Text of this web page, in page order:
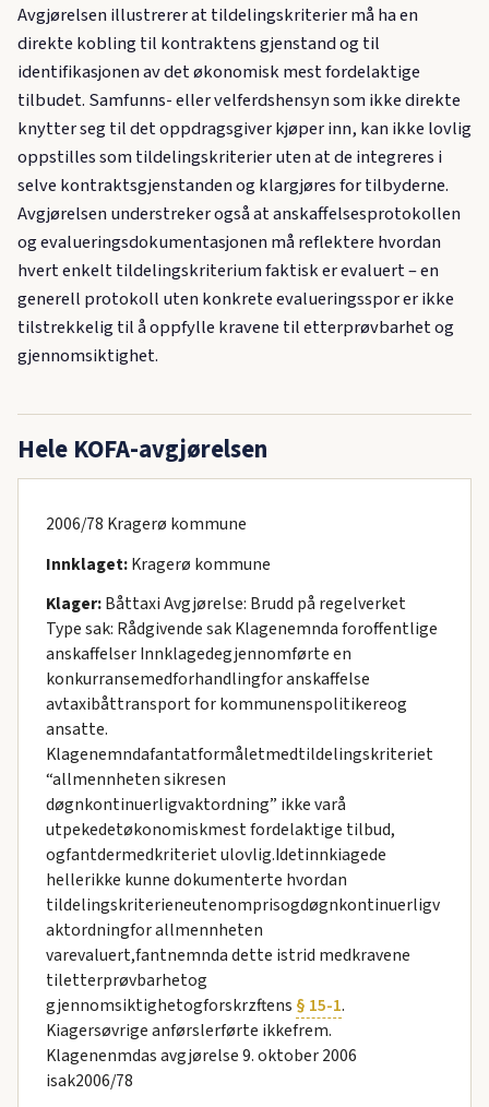
Avgjørelsen illustrerer at tildelingskriterier må ha en
direkte kobling til kontraktens gjenstand og til
identifikasjonen av det økonomisk mest fordelaktige
tilbudet. Samfunns- eller velferdshensyn som ikke direkte
knytter seg til det oppdragsgiver kjøper inn, kan ikke lovlig
oppstilles som tildelingskriterier uten at de integreres i
selve kontraktsgjenstanden og klargjøres for tilbyderne.
Avgjørelsen understreker også at anskaffelsesprotokollen
og evalueringsdokumentasjonen må reflektere hvordan
hvert enkelt tildelingskriterium faktisk er evaluert – en
generell protokoll uten konkrete evalueringsspor er ikke
tilstrekkelig til å oppfylle kravene til etterprøvbarhet og
gjennomsiktighet.
Hele KOFA-avgjørelsen
2006/78 Kragerø kommune
Innklaget:Kragerø kommune
Klager:Båttaxi Avgjørelse: Brudd på regelverket
Type sak: Rådgivende sak Klagenemnda foroffentlige
anskaffelser Innklagedegjennomførte en
konkurransemedforhandlingfor anskaffelse
avtaxibåttransport for kommunenspolitikereog
ansatte.
Klagenemndafantatformåletmedtildelingskriteriet
“allmennheten sikresen
døgnkontinuerligvaktordning” ikke varå
utpekedetøkonomiskmest fordelaktige tilbud,
ogfantdermedkriteriet ulovlig.Idetinnkiagede
hellerikke kunne dokumenterte hvordan
tildelingskriterieneutenomprisogdøgnkontinuerligv
aktordningfor allmennheten
varevaluert,fantnemnda dette istrid medkravene
tiletterprøvbarhetog
gjennomsiktighetogforskrzftens § 15-1.
Kiagersøvrige anførslerførte ikkefrem.
Klagenenmdas avgjørelse 9. oktober 2006
isak2006/78